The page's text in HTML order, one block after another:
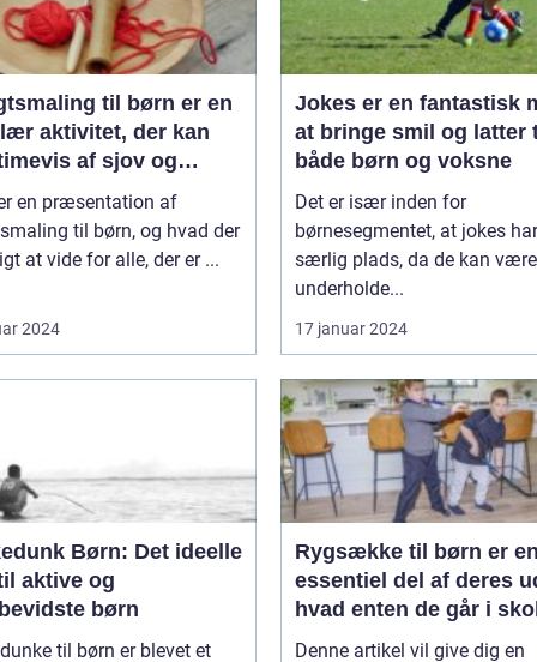
til børn er en
aktivitet, der kan
af sjov og
en præsentation af
til børn, og hvad der
at vide for alle, der er ...
2024
Jokes er en fantastisk
at bringe smil og latter
både børn og voksne
Det er især inden for
børnesegmentet, at jokes
særlig plads, da de kan
underholde...
17 januar 2024
Børn: Det ideelle
aktive og
børn
til børn er blevet et
Rygsække til børn er
essentiel del af deres
hvad enten de går i
deltager i udflugter
Denne artikel vil give dig en